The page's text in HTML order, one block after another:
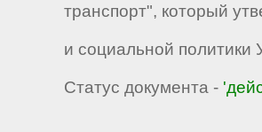
транспорт", который
и социальной политики
Статус документа -